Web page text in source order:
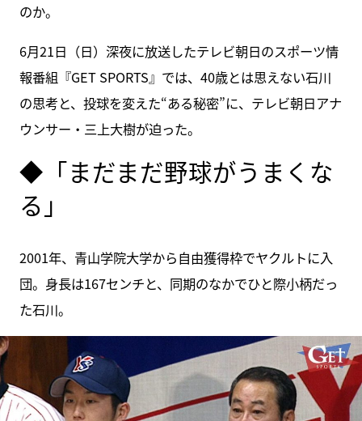
のか。
6月21日（日）深夜に放送したテレビ朝日のスポーツ情
報番組『GET SPORTS』では、40歳とは思えない石川
の思考と、投球を変えた“ある秘密”に、テレビ朝日アナ
ウンサー・三上大樹が迫った。
◆「まだまだ野球がうまくな
る」
2001年、青山学院大学から自由獲得枠でヤクルトに入
団。身長は167センチと、同期のなかでひと際小柄だっ
た石川。